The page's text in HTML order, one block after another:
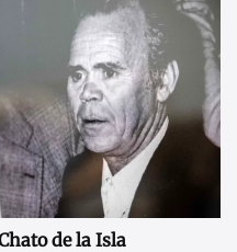
de la Isla